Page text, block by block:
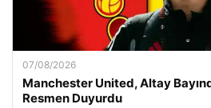
07/08/2026
Manchester United, Altay
Resmen Duyurdu